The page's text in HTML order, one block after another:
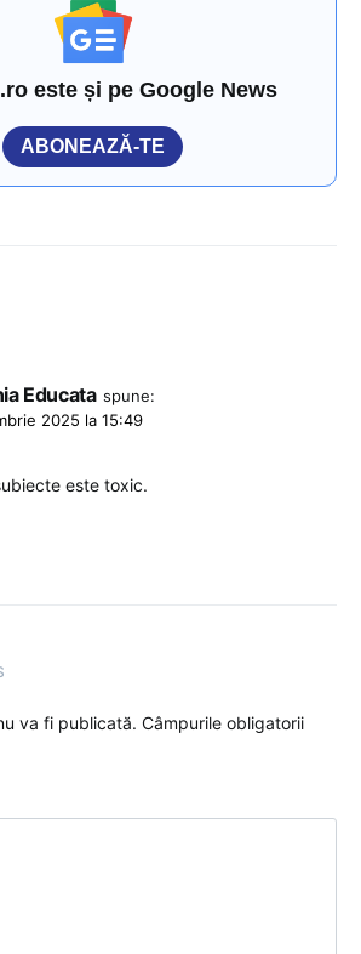
este și pe Google News
ABONEAZĂ-TE
Educata spune:
2025 la 15:49
este toxic.
va fi publicată. Câmpurile obligatorii